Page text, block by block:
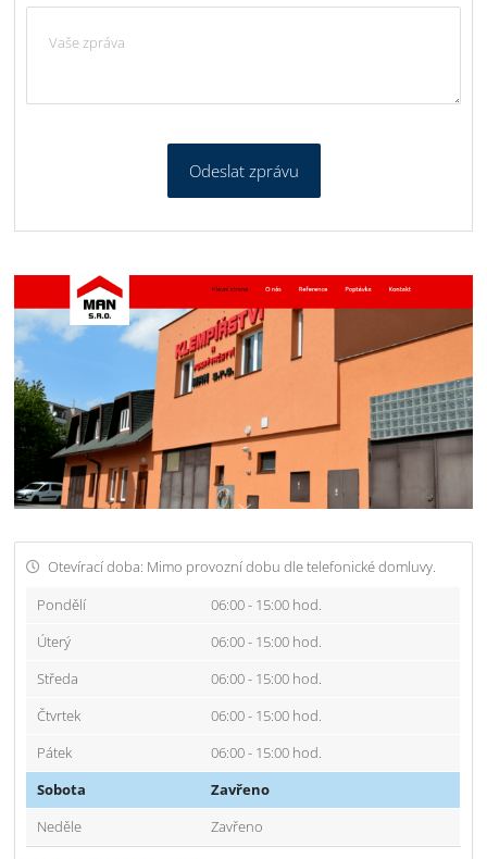
Odeslat zprávu
Otevírací doba: Mimo provozní dobu dle telefonické domluvy.
Pondělí
06:00 - 15:00 hod.
Úterý
06:00 - 15:00 hod.
Středa
06:00 - 15:00 hod.
Čtvrtek
06:00 - 15:00 hod.
Pátek
06:00 - 15:00 hod.
Sobota
Zavřeno
Neděle
Zavřeno